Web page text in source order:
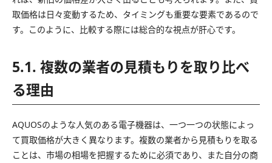
取価格は日々変動するため、タイミングも重要な要素であるので
す。このように、比較する際には総合的な視点が肝心です。
5.1. 複数の業者の見積もりを取り比べ
る理由
AQUOSのような人気のある電子機器は、一つ一つの状態によっ
て買取価格が大きく異なります。複数の業者から見積もりを取る
ことは、市場の相場を把握するために必須であり、また自分の商